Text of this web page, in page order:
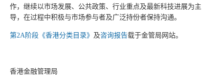
作，继续以市场发展、公共政策、行业重点及最新科技进展为主
导，在过程中积极与市场参与者及广泛持份者保持沟通。
第2A阶段《香港分类目录》 及咨询报告载于金管局网站。
香港金融管理局